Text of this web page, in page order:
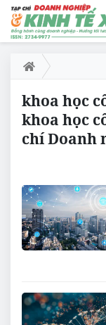
khoa học
khoa học
chí Doanh